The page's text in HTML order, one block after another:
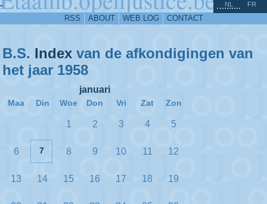
-
RSS ABOUT WEB LOG CONTACT
NL FR
B.S. Index van de afkondigingen van
het jaar 1958
januari
Maa Din Woe Don Vri Zat Zon
1 2 3 4 5
6 7 8 9 10 11 12
13 14 15 16 17 18 19
^